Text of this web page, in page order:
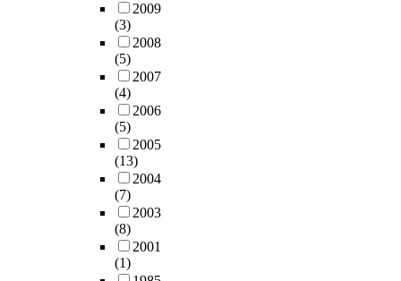
2009
(3)
2008
(5)
2007
(4)
2006
(5)
2005
(13)
2004
(7)
2003
(8)
2001
(1)